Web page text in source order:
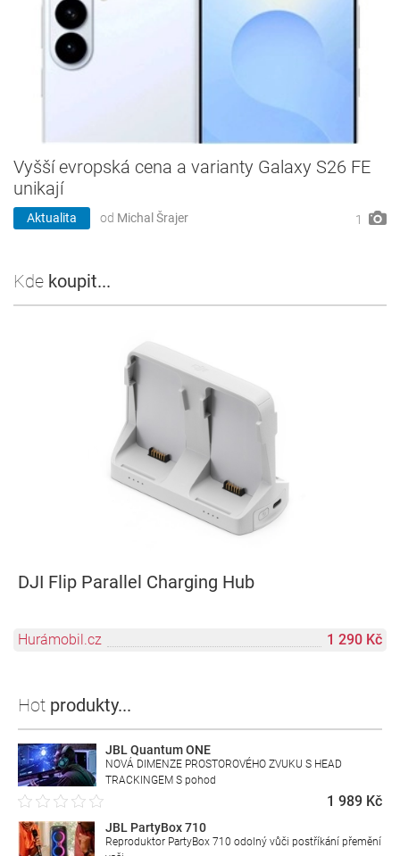
Vyšší evropská cena a varianty Galaxy S26 FE
unikají
Aktualita od Michal Šrajer 1
Kde koupit...
DJI Flip Parallel Charging Hub
Hurámobil.cz 1 290 Kč
Hot produkty...
JBL Quantum ONE
NOVÁ DIMENZE PROSTOROVÉHO ZVUKU S HEAD
TRACKINGEM S pohod
1 989 Kč
JBL PartyBox 710
Reproduktor PartyBox 710 odolný vůči postříkání přemění